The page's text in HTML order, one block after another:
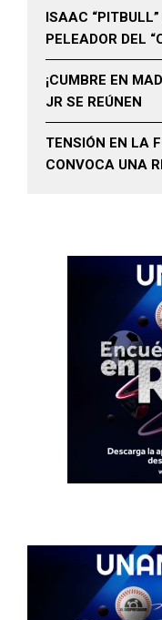
ISAAC
PELEADOR DEL
¡CUMBRE EN
JR SE REÚNEN
TENSIÓN EN LA
CONVOCA UNA